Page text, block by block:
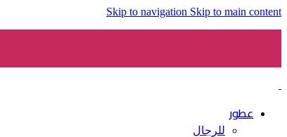
Skip to navigation Skip to main content
عطور
للرجال